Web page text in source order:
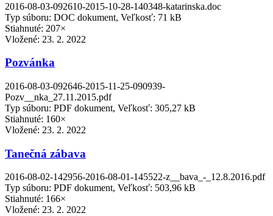
2016-08-03-092610-2015-10-28-140348-katarinska.doc
Typ súboru: DOC dokument, Veľkosť: 71 kB
Stiahnuté: 207×
Vložené: 23. 2. 2022
Pozvánka
2016-08-03-092646-2015-11-25-090939-
Pozv__nka_27.11.2015.pdf
Typ súboru: PDF dokument, Veľkosť: 305,27 kB
Stiahnuté: 160×
Vložené: 23. 2. 2022
Tanečná zábava
2016-08-02-142956-2016-08-01-145522-z__bava_-_12.8.2016.pdf
Typ súboru: PDF dokument, Veľkosť: 503,96 kB
Stiahnuté: 166×
Vložené: 23. 2. 2022